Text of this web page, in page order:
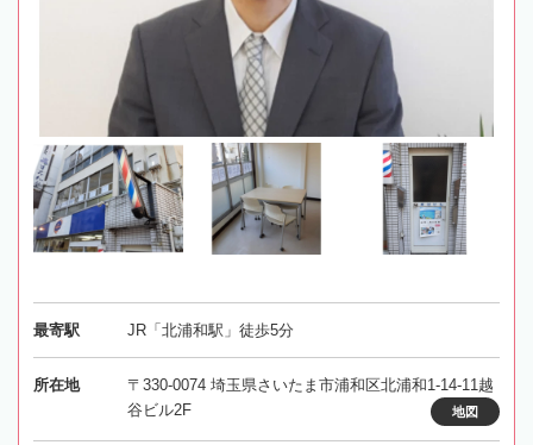
最寄駅 JR「北浦和駅」徒歩5分
所在地
〒330-0074 埼玉県さいたま市浦和区北浦和1-14-11越
谷ビル2F
地図